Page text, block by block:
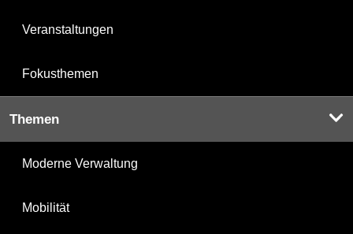
Veranstaltungen
Fokusthemen
Themen
Moderne Verwaltung
Mobilität